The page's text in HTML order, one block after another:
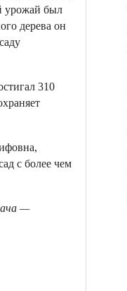
урожай был
дерева он
310
с более чем
—